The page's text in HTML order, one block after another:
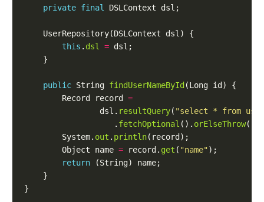
private final
this . dsl =
public String findUserNameById
        Record record
=
                dsl.
resultQuery( "select * from
                   .
fetchOptional (). orElseThrow
        System.
out . println
        Object name
= record. get ( "name"
return